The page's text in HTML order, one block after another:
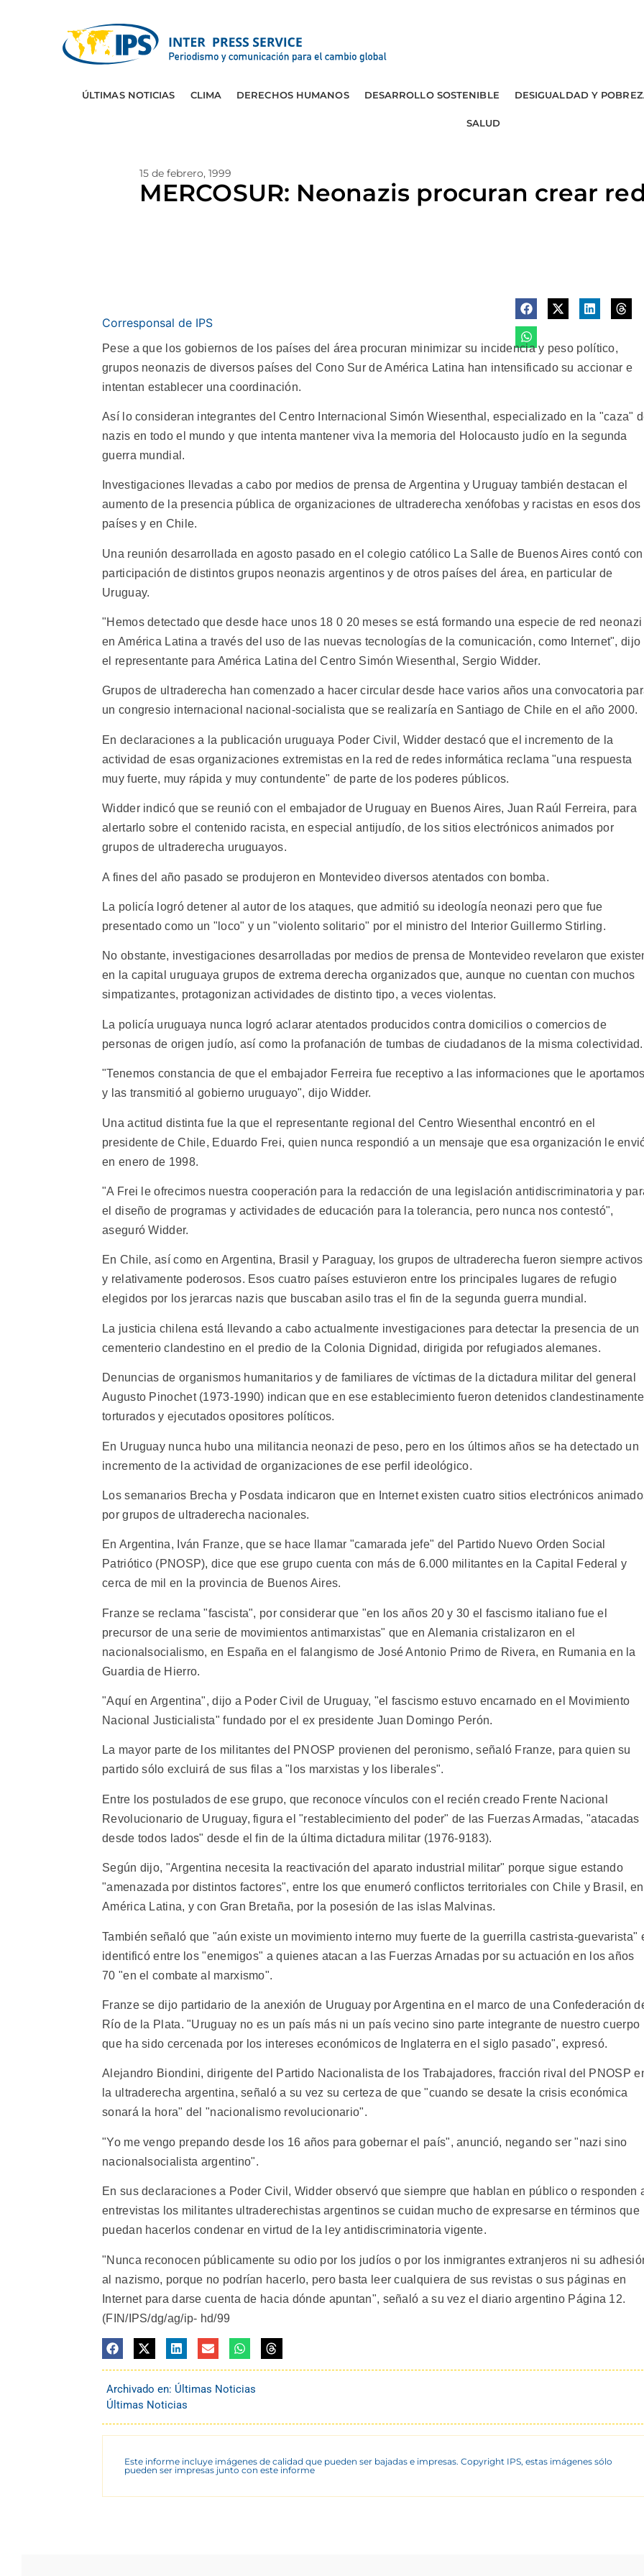
ÚLTIMAS NOTICIAS CLIMA DERECHOS HUMANOS DESARROLLO SOSTENIBLE DESIGUALDAD Y
SALUD
15 de febrero, 1999
MERCOSUR: Neonazis procuran crear
Corresponsal de IPS
Pese a que los gobiernos de los países del área procuran minimizar su incidencia y peso político,
grupos neonazis de diversos países del Cono Sur de América Latina han intensificado su accionar e
intentan establecer una coordinación.
Así lo consideran integrantes del Centro Internacional Simón Wiesenthal, especializado en la "caza"
nazis en todo el mundo y que intenta mantener viva la memoria del Holocausto judío en la segunda
guerra mundial.
Investigaciones llevadas a cabo por medios de prensa de Argentina y Uruguay también destacan el
aumento de la presencia pública de organizaciones de ultraderecha xenófobas y racistas en esos dos
países y en Chile.
Una reunión desarrollada en agosto pasado en el colegio católico La Salle de Buenos Aires contó con
participación de distintos grupos neonazis argentinos y de otros países del área, en particular de
Uruguay.
"Hemos detectado que desde hace unos 18 0 20 meses se está formando una especie de red neonazi
en América Latina a través del uso de las nuevas tecnologías de la comunicación, como Internet", dijo
el representante para América Latina del Centro Simón Wiesenthal, Sergio Widder.
Grupos de ultraderecha han comenzado a hacer circular desde hace varios años una convocatoria
un congresio internacional nacional-socialista que se realizaría en Santiago de Chile en el año 2000.
En declaraciones a la publicación uruguaya Poder Civil, Widder destacó que el incremento de la
actividad de esas organizaciones extremistas en la red de redes informática reclama "una respuesta
muy fuerte, muy rápida y muy contundente" de parte de los poderes públicos.
Widder indicó que se reunió con el embajador de Uruguay en Buenos Aires, Juan Raúl Ferreira, para
alertarlo sobre el contenido racista, en especial antijudío, de los sitios electrónicos animados por
grupos de ultraderecha uruguayos.
A fines del año pasado se produjeron en Montevideo diversos atentados con bomba.
La policía logró detener al autor de los ataques, que admitió su ideología neonazi pero que fue
presentado como un "loco" y un "violento solitario" por el ministro del Interior Guillermo Stirling.
No obstante, investigaciones desarrolladas por medios de prensa de Montevideo revelaron que
en la capital uruguaya grupos de extrema derecha organizados que, aunque no cuentan con muchos
simpatizantes, protagonizan actividades de distinto tipo, a veces violentas.
La policía uruguaya nunca logró aclarar atentados producidos contra domicilios o comercios de
personas de origen judío, así como la profanación de tumbas de ciudadanos de la misma colectividad.
"Tenemos constancia de que el embajador Ferreira fue receptivo a las informaciones que le
y las transmitió al gobierno uruguayo", dijo Widder.
Una actitud distinta fue la que el representante regional del Centro Wiesenthal encontró en el
presidente de Chile, Eduardo Frei, quien nunca respondió a un mensaje que esa organización le
en enero de 1998.
"A Frei le ofrecimos nuestra cooperación para la redacción de una legislación antidiscriminatoria y
el diseño de programas y actividades de educación para la tolerancia, pero nunca nos contestó",
aseguró Widder.
En Chile, así como en Argentina, Brasil y Paraguay, los grupos de ultraderecha fueron siempre activos
y relativamente poderosos. Esos cuatro países estuvieron entre los principales lugares de refugio
elegidos por los jerarcas nazis que buscaban asilo tras el fin de la segunda guerra mundial.
La justicia chilena está llevando a cabo actualmente investigaciones para detectar la presencia de un
cementerio clandestino en el predio de la Colonia Dignidad, dirigida por refugiados alemanes.
Denuncias de organismos humanitarios y de familiares de víctimas de la dictadura militar del general
Augusto Pinochet (1973-1990) indican que en ese establecimiento fueron detenidos
torturados y ejecutados opositores políticos.
En Uruguay nunca hubo una militancia neonazi de peso, pero en los últimos años se ha detectado un
incremento de la actividad de organizaciones de ese perfil ideológico.
Los semanarios Brecha y Posdata indicaron que en Internet existen cuatro sitios electrónicos
por grupos de ultraderecha nacionales.
En Argentina, Iván Franze, que se hace llamar "camarada jefe" del Partido Nuevo Orden Social
Patriótico (PNOSP), dice que ese grupo cuenta con más de 6.000 militantes en la Capital Federal y
cerca de mil en la provincia de Buenos Aires.
Franze se reclama "fascista", por considerar que "en los años 20 y 30 el fascismo italiano fue el
precursor de una serie de movimientos antimarxistas" que en Alemania cristalizaron en el
nacionalsocialismo, en España en el falangismo de José Antonio Primo de Rivera, en Rumania en la
Guardia de Hierro.
"Aquí en Argentina", dijo a Poder Civil de Uruguay, "el fascismo estuvo encarnado en el Movimiento
Nacional Justicialista" fundado por el ex presidente Juan Domingo Perón.
La mayor parte de los militantes del PNOSP provienen del peronismo, señaló Franze, para quien su
partido sólo excluirá de sus filas a "los marxistas y los liberales".
Entre los postulados de ese grupo, que reconoce vínculos con el recién creado Frente Nacional
Revolucionario de Uruguay, figura el "restablecimiento del poder" de las Fuerzas Armadas, "atacadas
desde todos lados" desde el fin de la última dictadura militar (1976-9183).
Según dijo, "Argentina necesita la reactivación del aparato industrial militar" porque sigue estando
"amenazada por distintos factores", entre los que enumeró conflictos territoriales con Chile y Brasil, en
América Latina, y con Gran Bretaña, por la posesión de las islas Malvinas.
También señaló que "aún existe un movimiento interno muy fuerte de la guerrilla castrista-guevarista"
identificó entre los "enemigos" a quienes atacan a las Fuerzas Arnadas por su actuación en los años
70 "en el combate al marxismo".
Franze se dijo partidario de la anexión de Uruguay por Argentina en el marco de una Confederación
Río de la Plata. "Uruguay no es un país más ni un país vecino sino parte integrante de nuestro cuerpo
que ha sido cercenada por los intereses económicos de Inglaterra en el siglo pasado", expresó.
Alejandro Biondini, dirigente del Partido Nacionalista de los Trabajadores, fracción rival del PNOSP
la ultraderecha argentina, señaló a su vez su certeza de que "cuando se desate la crisis económica
sonará la hora" del "nacionalismo revolucionario".
"Yo me vengo prepando desde los 16 años para gobernar el país", anunció, negando ser "nazi sino
nacionalsocialista argentino".
En sus declaraciones a Poder Civil, Widder observó que siempre que hablan en público o responden
entrevistas los militantes ultraderechistas argentinos se cuidan mucho de expresarse en términos que
puedan hacerlos condenar en virtud de la ley antidiscriminatoria vigente.
"Nunca reconocen públicamente su odio por los judíos o por los inmigrantes extranjeros ni su
al nazismo, porque no podrían hacerlo, pero basta leer cualquiera de sus revistas o sus páginas en
Internet para darse cuenta de hacia dónde apuntan", señaló a su vez el diario argentino Página 12.
(FIN/IPS/dg/ag/ip- hd/99
Archivado en: Últimas Noticias
Últimas Noticias
Este informe incluye imágenes de calidad que pueden ser bajadas e impresas. Copyright IPS, estas imágenes sólo
pueden ser impresas junto con este informe